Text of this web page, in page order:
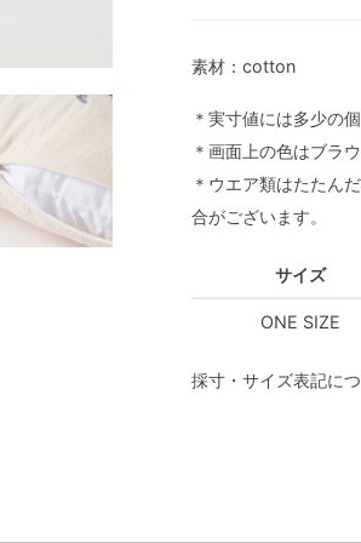
素材：cotton
＊実寸値には多少の
＊画面上の色はブラ
＊ウエア類はたたん
合がございます。
サイズ
ONE SIZE
採寸・サイズ表記に